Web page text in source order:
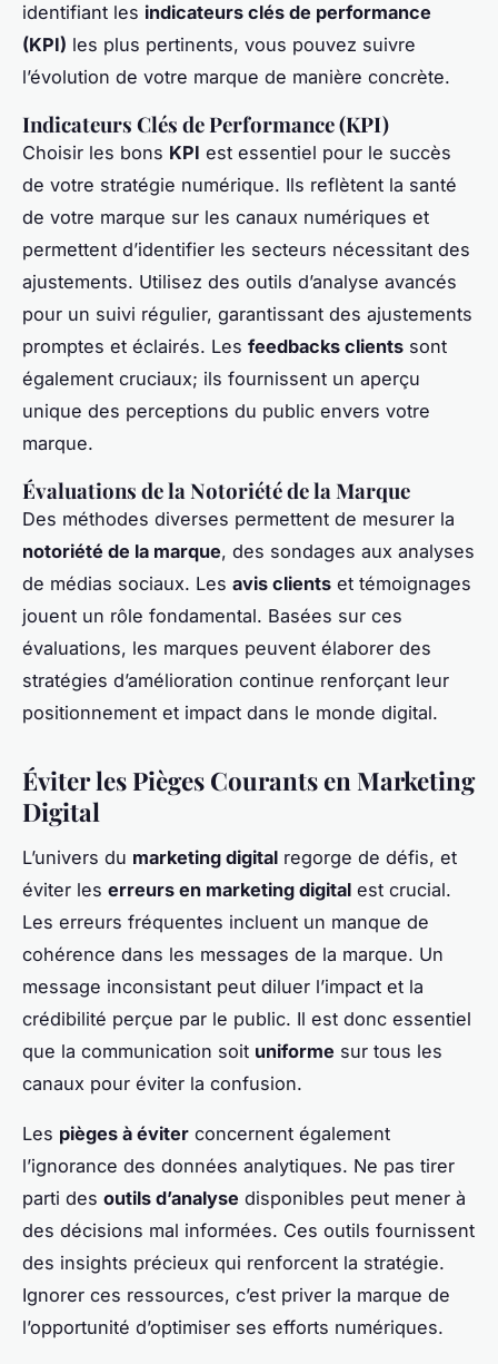
identifiant les indicateurs clés de performance
(KPI) les plus pertinents, vous pouvez suivre
l’évolution de votre marque de manière concrète.
Indicateurs Clés de Performance (KPI)
Choisir les bons KPI est essentiel pour le succès
de votre stratégie numérique. Ils reflètent la santé
de votre marque sur les canaux numériques et
permettent d’identifier les secteurs nécessitant des
ajustements. Utilisez des outils d’analyse avancés
pour un suivi régulier, garantissant des ajustements
promptes et éclairés. Les feedbacks clients sont
également cruciaux; ils fournissent un aperçu
unique des perceptions du public envers votre
marque.
Évaluations de la Notoriété de la Marque
Des méthodes diverses permettent de mesurer la
notoriété de la marque, des sondages aux analyses
de médias sociaux. Les avis clients et témoignages
jouent un rôle fondamental. Basées sur ces
évaluations, les marques peuvent élaborer des
stratégies d’amélioration continue renforçant leur
positionnement et impact dans le monde digital.
Éviter les Pièges Courants en Marketing
Digital
L’univers du marketing digital regorge de défis, et
éviter les erreurs en marketing digital est crucial.
Les erreurs fréquentes incluent un manque de
cohérence dans les messages de la marque. Un
message inconsistant peut diluer l’impact et la
crédibilité perçue par le public. Il est donc essentiel
que la communication soit uniforme sur tous les
canaux pour éviter la confusion.
Les pièges à éviter concernent également
l’ignorance des données analytiques. Ne pas tirer
parti des outils d’analyse disponibles peut mener à
des décisions mal informées. Ces outils fournissent
des insights précieux qui renforcent la stratégie.
Ignorer ces ressources, c’est priver la marque de
l’opportunité d’optimiser ses efforts numériques.